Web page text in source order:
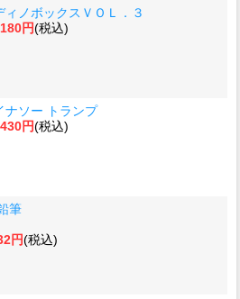
ィノボックスＶＯＬ．３
円(税込)
ナソー トランプ
円(税込)
筆
円(税込)